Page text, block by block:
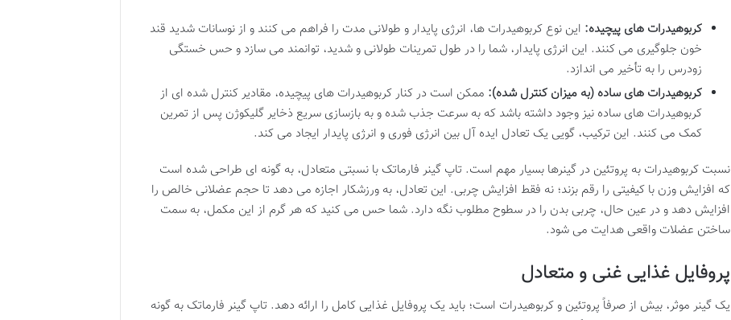
کربوهیدرات های پیچیده: این نوع کربوهیدرات ها، انرژی پایدار و طولانی مدت را فراهم می کنند و از نوسانات شدید قند
خون جلوگیری می کنند. این انرژی پایدار، شما را در طول تمرینات طولانی و شدید، توانمند می سازد و حس خستگی
زودرس را به تأخیر می اندازد.
کربوهیدرات های ساده (به میزان کنترل شده): ممکن است در کنار کربوهیدرات های پیچیده، مقادیر کنترل شده ای از
کربوهیدرات های ساده نیز وجود داشته باشد که به سرعت جذب شده و به بازسازی سریع ذخایر گلیکوژن پس از تمرین
کمک می کنند. این ترکیب، گویی یک تعادل ایده آل بین انرژی فوری و انرژی پایدار ایجاد می کند.
نسبت کربوهیدرات به پروتئین در گینرها بسیار مهم است. تاپ گینر فارماتک با نسبتی متعادل، به گونه ای طراحی شده است
که افزایش وزن با کیفیتی را رقم بزند؛ نه فقط افزایش چربی. این تعادل، به ورزشکار اجازه می دهد تا حجم عضلانی خالص را
افزایش دهد و در عین حال، چربی بدن را در سطوح مطلوب نگه دارد. شما حس می کنید که هر گرم از این مکمل، به سمت
ساختن عضلات واقعی هدایت می شود.
پروفایل غذایی غنی و متعادل
یک گینر موثر، بیش از صرفاً پروتئین و کربوهیدرات است؛ باید یک پروفایل غذایی کامل را ارائه دهد. تاپ گینر فارماتک به گونه